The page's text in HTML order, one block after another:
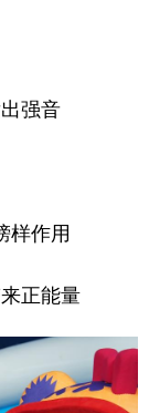
强音
样作用
正能量